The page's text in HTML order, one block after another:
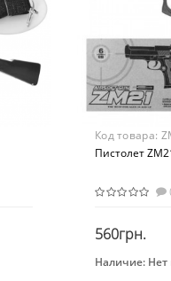
Код товара:
Пистолет
560грн.
Наличие: Нет